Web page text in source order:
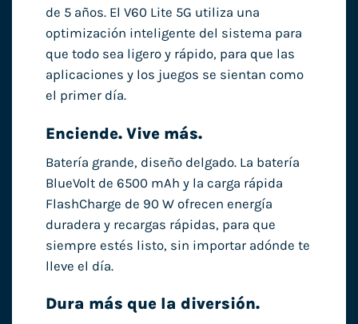
de 5 años. El V60 Lite 5G utiliza una
optimización inteligente del sistema para
que todo sea ligero y rápido, para que las
aplicaciones y los juegos se sientan como
el primer día.
Enciende. Vive más.
Batería grande, diseño delgado. La batería
BlueVolt de 6500 mAh y la carga rápida
FlashCharge de 90 W ofrecen energía
duradera y recargas rápidas, para que
siempre estés listo, sin importar adónde te
lleve el día.
Dura más que la diversión.